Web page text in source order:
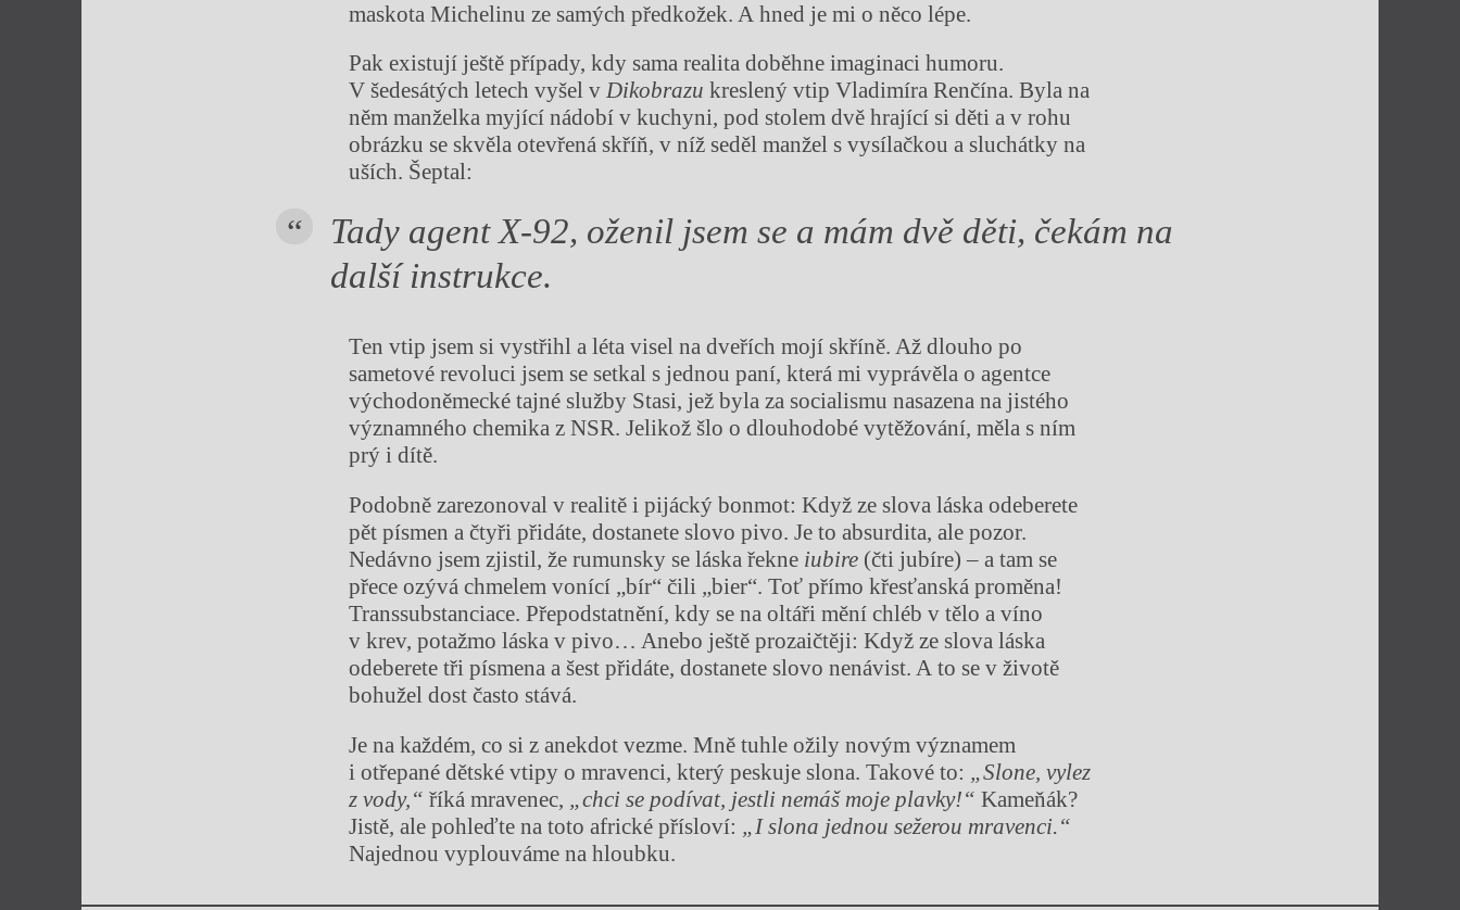
maskota Michelinu ze samých předkožek. A hned je mi o něco lépe.
Pak existují ještě případy, kdy sama realita doběhne imaginaci humoru.
V šedesátých letech vyšel vDikobrazu kreslený vtip Vladimíra Renčína. Byla na
něm manželka myjící nádobí v kuchyni, pod stolem dvě hrající si děti a v rohu
obrázku se skvěla otevřená skříň, v níž seděl manžel s vysílačkou a sluchátky na
uších. Šeptal:
Tady agent X-92, oženil jsem se a mám dvě děti, čekám na
další instrukce.
Ten vtip jsem si vystřihl a léta visel na dveřích mojí skříně. Až dlouho po
sametové revoluci jsem se setkal s jednou paní, která mi vyprávěla o agentce
východoněmecké tajné služby Stasi, jež byla za socialismu nasazena na jistého
významného chemika z NSR. Jelikož šlo o dlouhodobé vytěžování, měla s ním
prý i dítě.
Podobně zarezonoval v realitě i pijácký bonmot: Když ze slova láska odeberete
pět písmen a čtyři přidáte, dostanete slovo pivo. Je to absurdita, ale pozor.
Nedávno jsem zjistil, že rumunsky se láska řekne iubire (čti jubíre) – a tam se
přece ozývá chmelem vonící „bír“ čili „bier“. Toť přímo křesťanská proměna!
Transsubstanciace. Přepodstatnění, kdy se na oltáři mění chléb v tělo a víno
v krev, potažmo láska v pivo… Anebo ještě prozaičtěji: Když ze slova láska
odeberete tři písmena a šest přidáte, dostanete slovo nenávist. A to se v životě
bohužel dost často stává.
Je na každém, co si z anekdot vezme. Mně tuhle ožily novým významem
i otřepané dětské vtipy o mravenci, který peskuje slona. Takové to: „Slone, vylez
z vody,“ říká mravenec, „chci se podívat, jestli nemáš moje plavky!“ Kameňák?
Jistě, ale pohleďte na toto africké přísloví: „I slona jednou sežerou mravenci.“
Najednou vyplouváme na hloubku.